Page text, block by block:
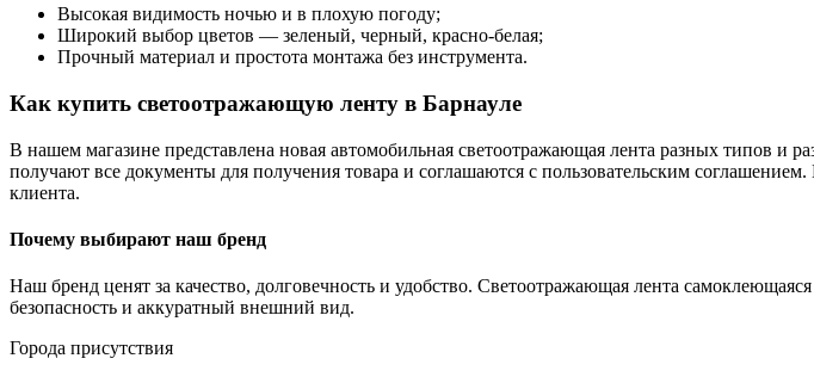
Высокая видимость ночью и в плохую погоду;
Широкий выбор цветов — зеленый, черный, красно-белая;
Прочный материал и простота монтажа без инструмента.
Как купить светоотражающую ленту в Барнауле
В нашем магазине представлена новая автомобильная светоотражающая лента разных типов и
получают все документы для получения товара и соглашаются с пользовательским
клиента.
Почему выбирают наш бренд
Наш бренд ценят за качество, долговечность и удобство. Светоотражающая лента
безопасность и аккуратный внешний вид.
Города присутствия